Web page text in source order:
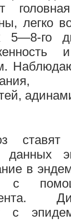
легко
5—8-го
данных
в
с
с